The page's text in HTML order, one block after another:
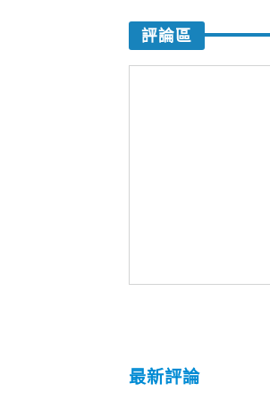
評論區
最新評論